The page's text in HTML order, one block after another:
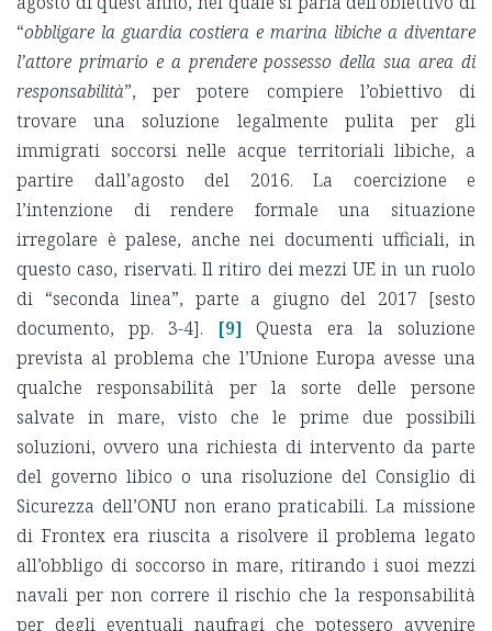
“obbligare la guardia costiera e marina libiche a diventare
l’attore primario e a prendere possesso della sua area di
responsabilità”, per potere compiere l’obiettivo di
trovare una soluzione legalmente pulita per gli
immigrati soccorsi nelle acque territoriali libiche, a
partire dall’agosto del 2016. La coercizione e
l’intenzione di rendere formale una situazione
irregolare è palese, anche nei documenti ufficiali, in
questo caso, riservati. Il ritiro dei mezzi UE in un ruolo
di “seconda linea”, parte a giugno del 2017 [sesto
documento, pp. 3-4].
[9] Questa era la soluzione
prevista al problema che l’Unione Europa avesse una
qualche responsabilità per la sorte delle persone
salvate in mare, visto che le prime due possibili
soluzioni, ovvero una richiesta di intervento da parte
del governo libico o una risoluzione del Consiglio di
Sicurezza dell’ONU non erano praticabili. La missione
di Frontex era riuscita a risolvere il problema legato
all’obbligo di soccorso in mare, ritirando i suoi mezzi
navali per non correre il rischio che la responsabilità
per degli eventuali naufragi che potessero avvenire